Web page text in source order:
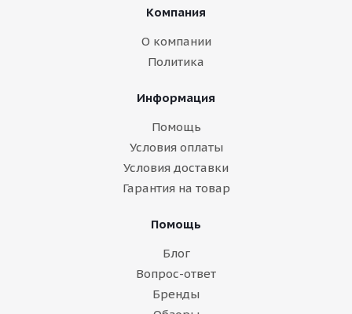
Компания
О компании
Политика
Информация
Помощь
Условия оплаты
Условия доставки
Гарантия на товар
Помощь
Блог
Вопрос-ответ
Бренды